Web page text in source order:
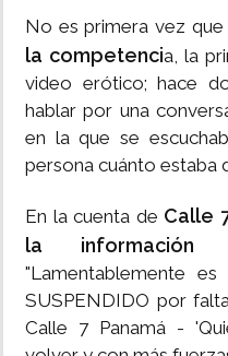
No es primera vez
la competencia, la
video erótico; hace
hablar por una
en la que se
persona cuánto estaba
En la cuenta de Calle
la información
"Lamentablemente
SUSPENDIDO por
Calle 7 Panamá -